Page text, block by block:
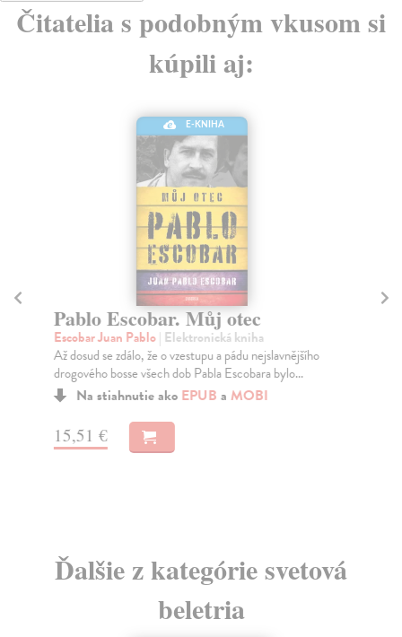
Čitatelia s podobným vkusom si
kúpili aj:
E-KNIHA
Pablo Escobar. Můj otec
Escobar Juan Pablo| Elektronická kniha
Až dosud se zdálo, že o vzestupu a pádu nejslavnějšího
drogového bosse všech dob Pabla Escobara bylo...
Na stiahnutie ako EPUB a MOBI
15,51 €
Ďalšie z kategórie svetová
beletria